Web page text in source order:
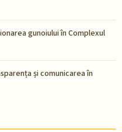
gunoiului în Complexul
și comunicarea în